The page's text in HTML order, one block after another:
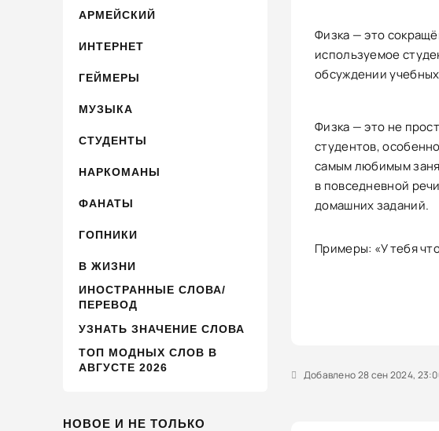
АРМЕЙСКИЙ
ИНТЕРНЕТ
ГЕЙМЕРЫ
МУЗЫКА
СТУДЕНТЫ
НАРКОМАНЫ
ФАНАТЫ
ГОПНИКИ
В ЖИЗНИ
ИНОСТРАННЫЕ СЛОВА/
ПЕРЕВОД
УЗНАТЬ ЗНАЧЕНИЕ СЛОВА
ТОП МОДНЫХ СЛОВ В
АВГУСТЕ 2026
НОВОЕ И НЕ ТОЛЬКО
Физка — это
используемое
обсуждении
Физка — это не
студентов,
самым любимым
в повседневной
домашних заданий.
Примеры: «У тебя
Добавлено 28 сен 2024,